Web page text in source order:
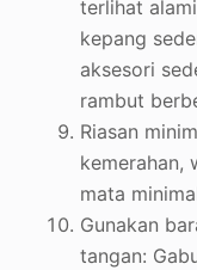
terlihat
kepang
aksesori
rambut
Riasan
kemerahan,
mata
Gunakan
tangan: